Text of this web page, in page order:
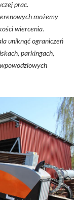
prac.
możemy
wiercenia.
uniknąć ograniczeń
parkingach,